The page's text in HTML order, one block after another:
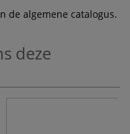
de algemene catalogus.
deze